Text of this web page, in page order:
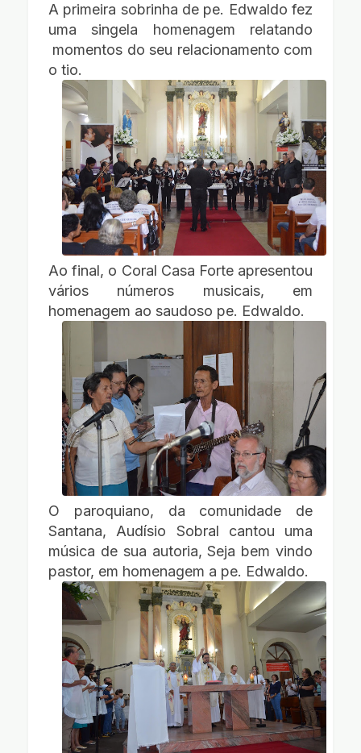
A primeira sobrinha de pe. Edwaldo fez
uma singela homenagem relatando
momentos do seu relacionamento com
o tio.
Ao final, o Coral Casa Forte apresentou
vários números musicais, em
homenagem ao saudoso pe. Edwaldo.
O paroquiano, da comunidade de
Santana, Audísio Sobral cantou uma
música de sua autoria, Seja bem vindo
pastor, em homenagem a pe. Edwaldo.